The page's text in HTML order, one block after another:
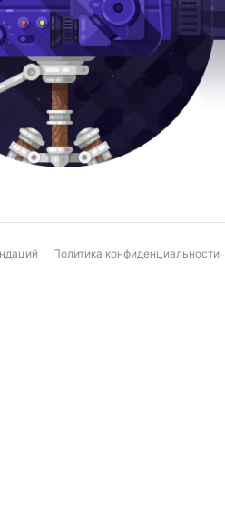
Политика конфиденциальности